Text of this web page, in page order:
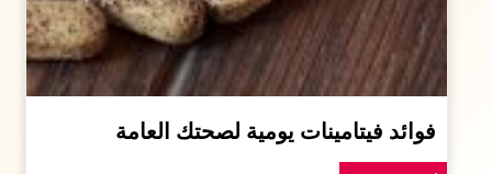
فوائد فيتامينات يومية لصحتك العامة